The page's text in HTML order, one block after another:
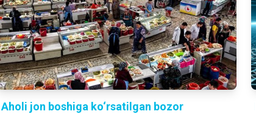
Aholi jon boshiga ko‘rsatilgan bozor